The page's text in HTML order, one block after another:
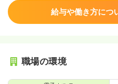
給与や働き方につ
職場の環境